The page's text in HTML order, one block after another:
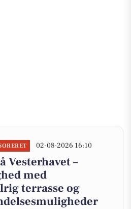
02-08-2026 16:10
Vesterhavet –
med
terrasse og